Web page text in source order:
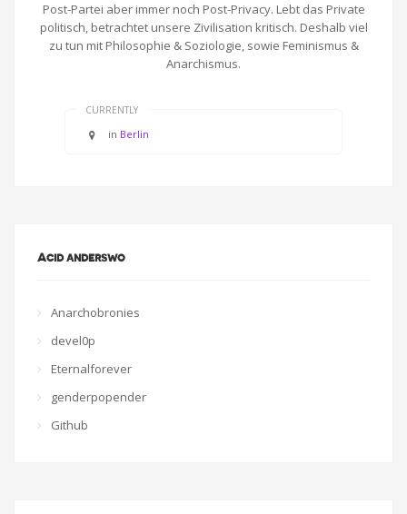
Post-Partei aber immer noch Post-Privacy. Lebt das Private
politisch, betrachtet unsere Zivilisation kritisch. Deshalb viel
zu tun mit Philosophie & Soziologie, sowie Feminismus &
Anarchismus.
CURRENTLY
in Berlin
Acid anderswo
Anarchobronies
devel0p
Eternalforever
genderpopender
Github